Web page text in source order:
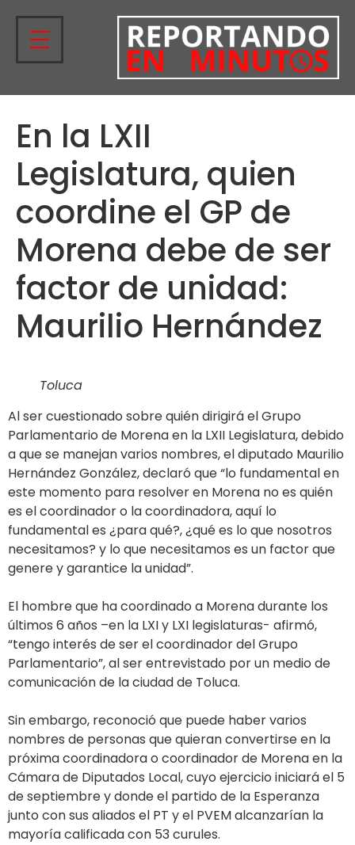
En la LXII
Legislatura, quien
coordine el GP de
Morena debe de ser
factor de unidad:
Maurilio Hernández
Toluca
Al ser cuestionado sobre quién dirigirá el Grupo
Parlamentario de Morena en la LXII Legislatura, debido
a que se manejan varios nombres, el diputado Maurilio
Hernández González, declaró que “lo fundamental en
este momento para resolver en Morena no es quién
es el coordinador o la coordinadora, aquí lo
fundamental es ¿para qué?, ¿qué es lo que nosotros
necesitamos? y lo que necesitamos es un factor que
genere y garantice la unidad”.
El hombre que ha coordinado a Morena durante los
últimos 6 años –en la LXI y LXI legislaturas- afirmó,
“tengo interés de ser el coordinador del Grupo
Parlamentario”, al ser entrevistado por un medio de
comunicación de la ciudad de Toluca.
Sin embargo, reconoció que puede haber varios
nombres de personas que quieran convertirse en la
próxima coordinadora o coordinador de Morena en la
Cámara de Diputados Local, cuyo ejercicio iniciará el 5
de septiembre y donde el partido de la Esperanza
junto con sus aliados el PT y el PVEM alcanzarían la
mayoría calificada con 53 curules.